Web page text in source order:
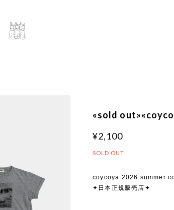
«sold
¥2,100
SOLD OUT
coycoya 2026 summer
✦日本正規販売店✦